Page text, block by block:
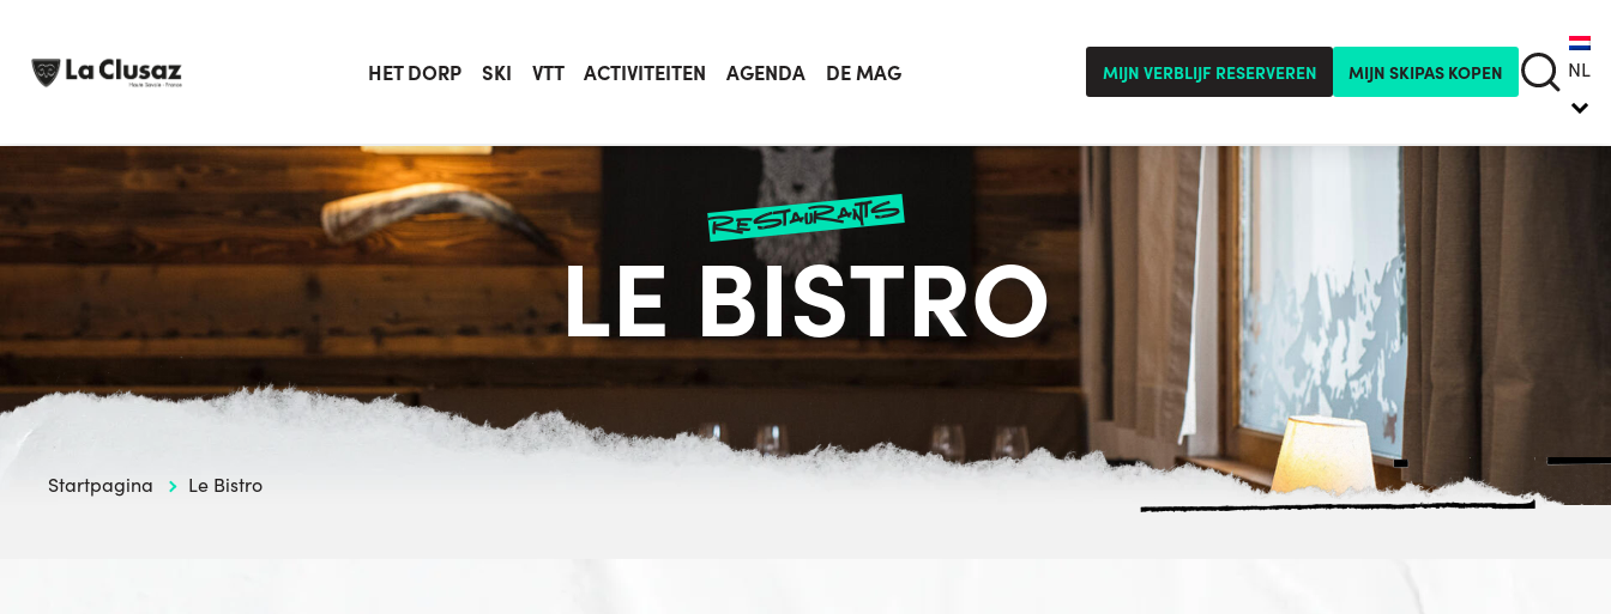
content
HET DORP SKI VTT ACTIVITEITEN AGENDA DE MAG MIJN VERBLIJF RESERVEREN MIJN SKIPAS KOPEN NL
restaurants
LE BISTRO
Startpagina Le Bistro